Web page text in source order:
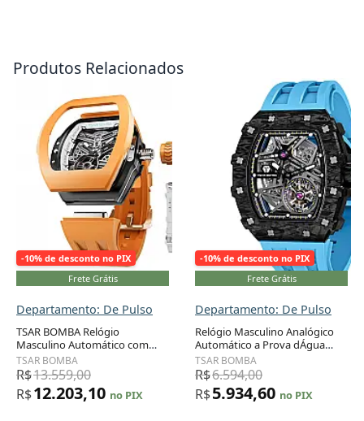
Produtos Relacionados
-10% de desconto no PIX
Frete Grátis
Departamento: De Pulso
TSAR BOMBA Relógio
Masculino Automático com
Pulseiras, Bezels e Coroas
Intercambiáveis, Resistente à
Água 100M, Movimento
Japonês
TSAR BOMBA
R$13.559,00
R$12.203,10 no PIX
-10% de desconto no PIX
Frete Grátis
Departamento: De Pulso
Relógio Masculino Analógico
Automático a Prova dÁgua
50M com Pulseira de Silicone,
TSAR BOMBA TBCF 8209, Azul
TSAR BOMBA
R$6.594,00
R$5.934,60 no PIX
Adicionar ao carrinho Adicionar ao carrinho